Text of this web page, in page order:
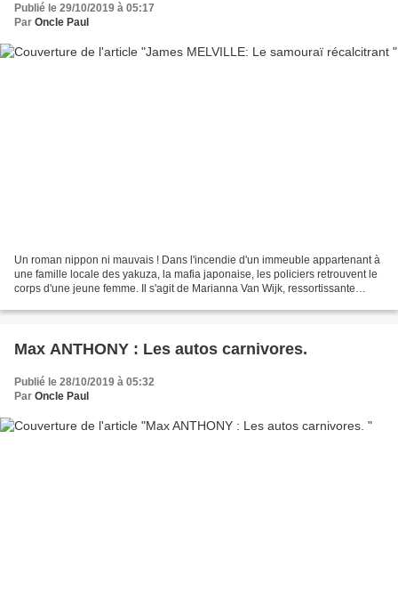
Publié le 29/10/2019 à 05:17
Par Oncle Paul
Un roman nippon ni mauvais ! Dans l'incendie d'un immeuble appartenant à
une famille locale des yakuza, la mafia japonaise, les policiers retrouvent le
corps d'une jeune femme. Il s'agit de Marianna Van Wijk, ressortissante
Max ANTHONY : Les autos carnivores.
Publié le 28/10/2019 à 05:32
Par Oncle Paul